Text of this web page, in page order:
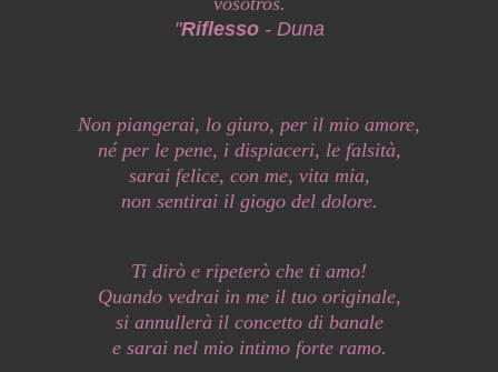
"Riflesso- Duna
Non piangerai, lo giuro, per il mio amore,
né per le pene, i dispiaceri, le falsità,
sarai felice, con me, vita mia,
non sentirai il giogo del dolore.
Ti dirò e ripeterò che ti amo!
Quando vedrai in me il tuo originale,
si annullerà il concetto di banale
e sarai nel mio intimo forte ramo.